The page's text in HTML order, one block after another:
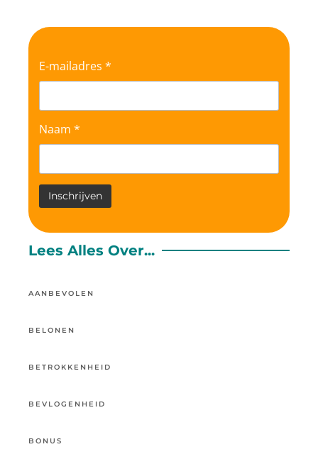
E-mailadres *
Naam *
Lees Alles Over...
AANBEVOLEN
BELONEN
BETROKKENHEID
BEVLOGENHEID
BONUS